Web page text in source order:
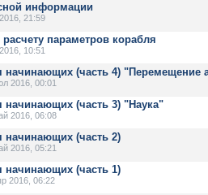
информации
21:59
параметров корабля
10:51
начинающих (часть 4) "Перемещение
2016, 00:01
начинающих (часть 3) "Наука"
2016, 06:08
начинающих (часть 2)
2016, 05:21
начинающих (часть 1)
2016, 06:22